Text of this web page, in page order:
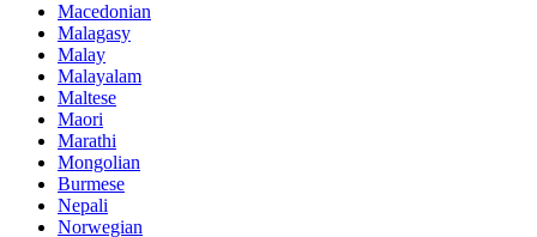
Macedonian
Malagasy
Malay
Malayalam
Maltese
Maori
Marathi
Mongolian
Burmese
Nepali
Norwegian